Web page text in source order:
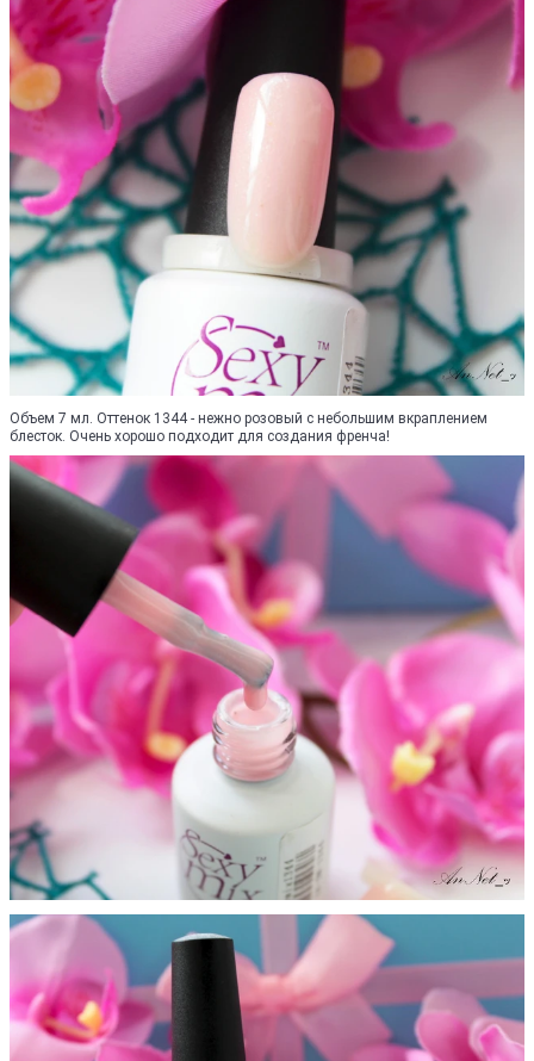
Объем 7 мл. Оттенок 1344 - нежно розовый с небольшим вкраплением
блесток. Очень хорошо подходит для создания френча!